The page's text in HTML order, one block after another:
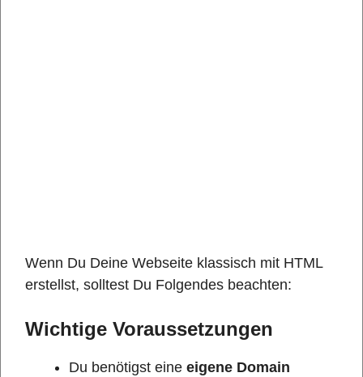
Wenn Du Deine Webseite klassisch mit HTML
erstellst, solltest Du Folgendes beachten:
Wichtige Voraussetzungen
Du benötigst eine eigene Domain